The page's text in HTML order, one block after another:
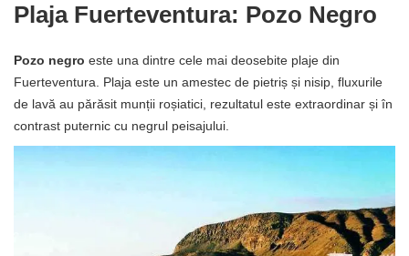
Plaja Fuerteventura: Pozo Negro
Pozo negro este una dintre cele mai deosebite plaje din
Fuerteventura. Plaja este un amestec de pietriș și nisip, fluxurile
de lavă au părăsit munții roșiatici, rezultatul este extraordinar și în
contrast puternic cu negrul peisajului.